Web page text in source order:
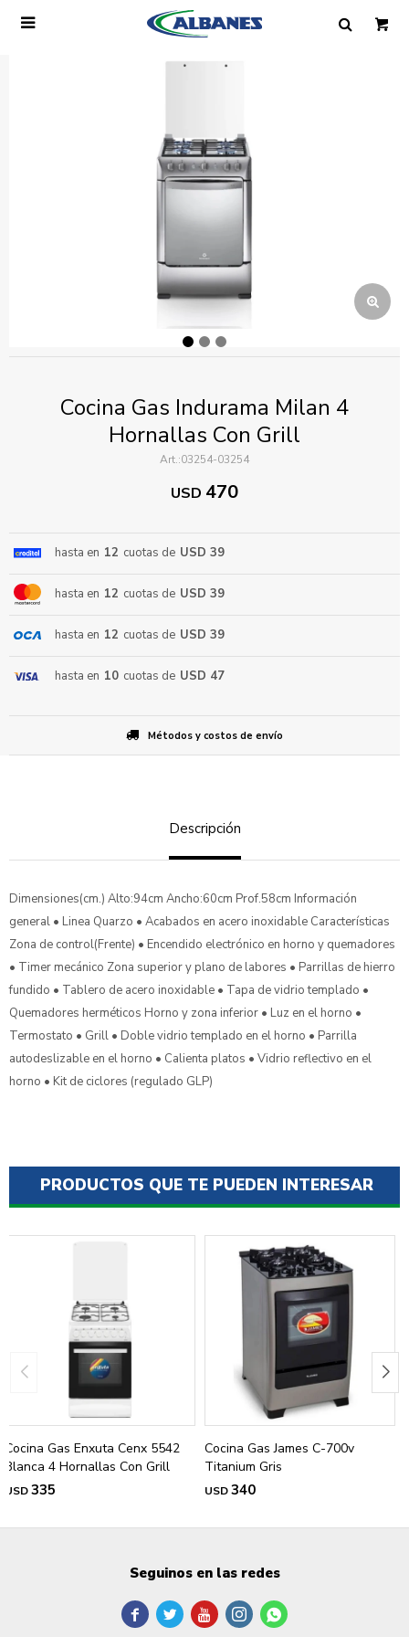

Cocina Gas Indurama Milan 4
Hornallas Con Grill
03254-03254
USD 470
hasta en 12 cuotas de USD 39
hasta en 12 cuotas de USD 39
hasta en 12 cuotas de USD 39
hasta en 10 cuotas de USD 47
Métodos y costos de envío
Descripción
Dimensiones(cm.) Alto:94cm Ancho:60cm Prof.58cm Información
general • Linea Quarzo • Acabados en acero inoxidable Características
Zona de control(Frente) • Encendido electrónico en horno y quemadores
• Timer mecánico Zona superior y plano de labores • Parrillas de hierro
fundido • Tablero de acero inoxidable • Tapa de vidrio templado •
Quemadores herméticos Horno y zona inferior • Luz en el horno •
Termostato • Grill • Doble vidrio templado en el horno • Parrilla
autodeslizable en el horno • Calienta platos • Vidrio reflectivo en el
horno • Kit de ciclores (regulado GLP)
PRODUCTOS QUE TE PUEDEN INTERESAR
Cocina Gas Enxuta Cenx 5542
Blanca 4 Hornallas Con Grill
USD335
Cocina Gas James C-700v
Titanium Gris
USD340
Seguinos en las redes
    